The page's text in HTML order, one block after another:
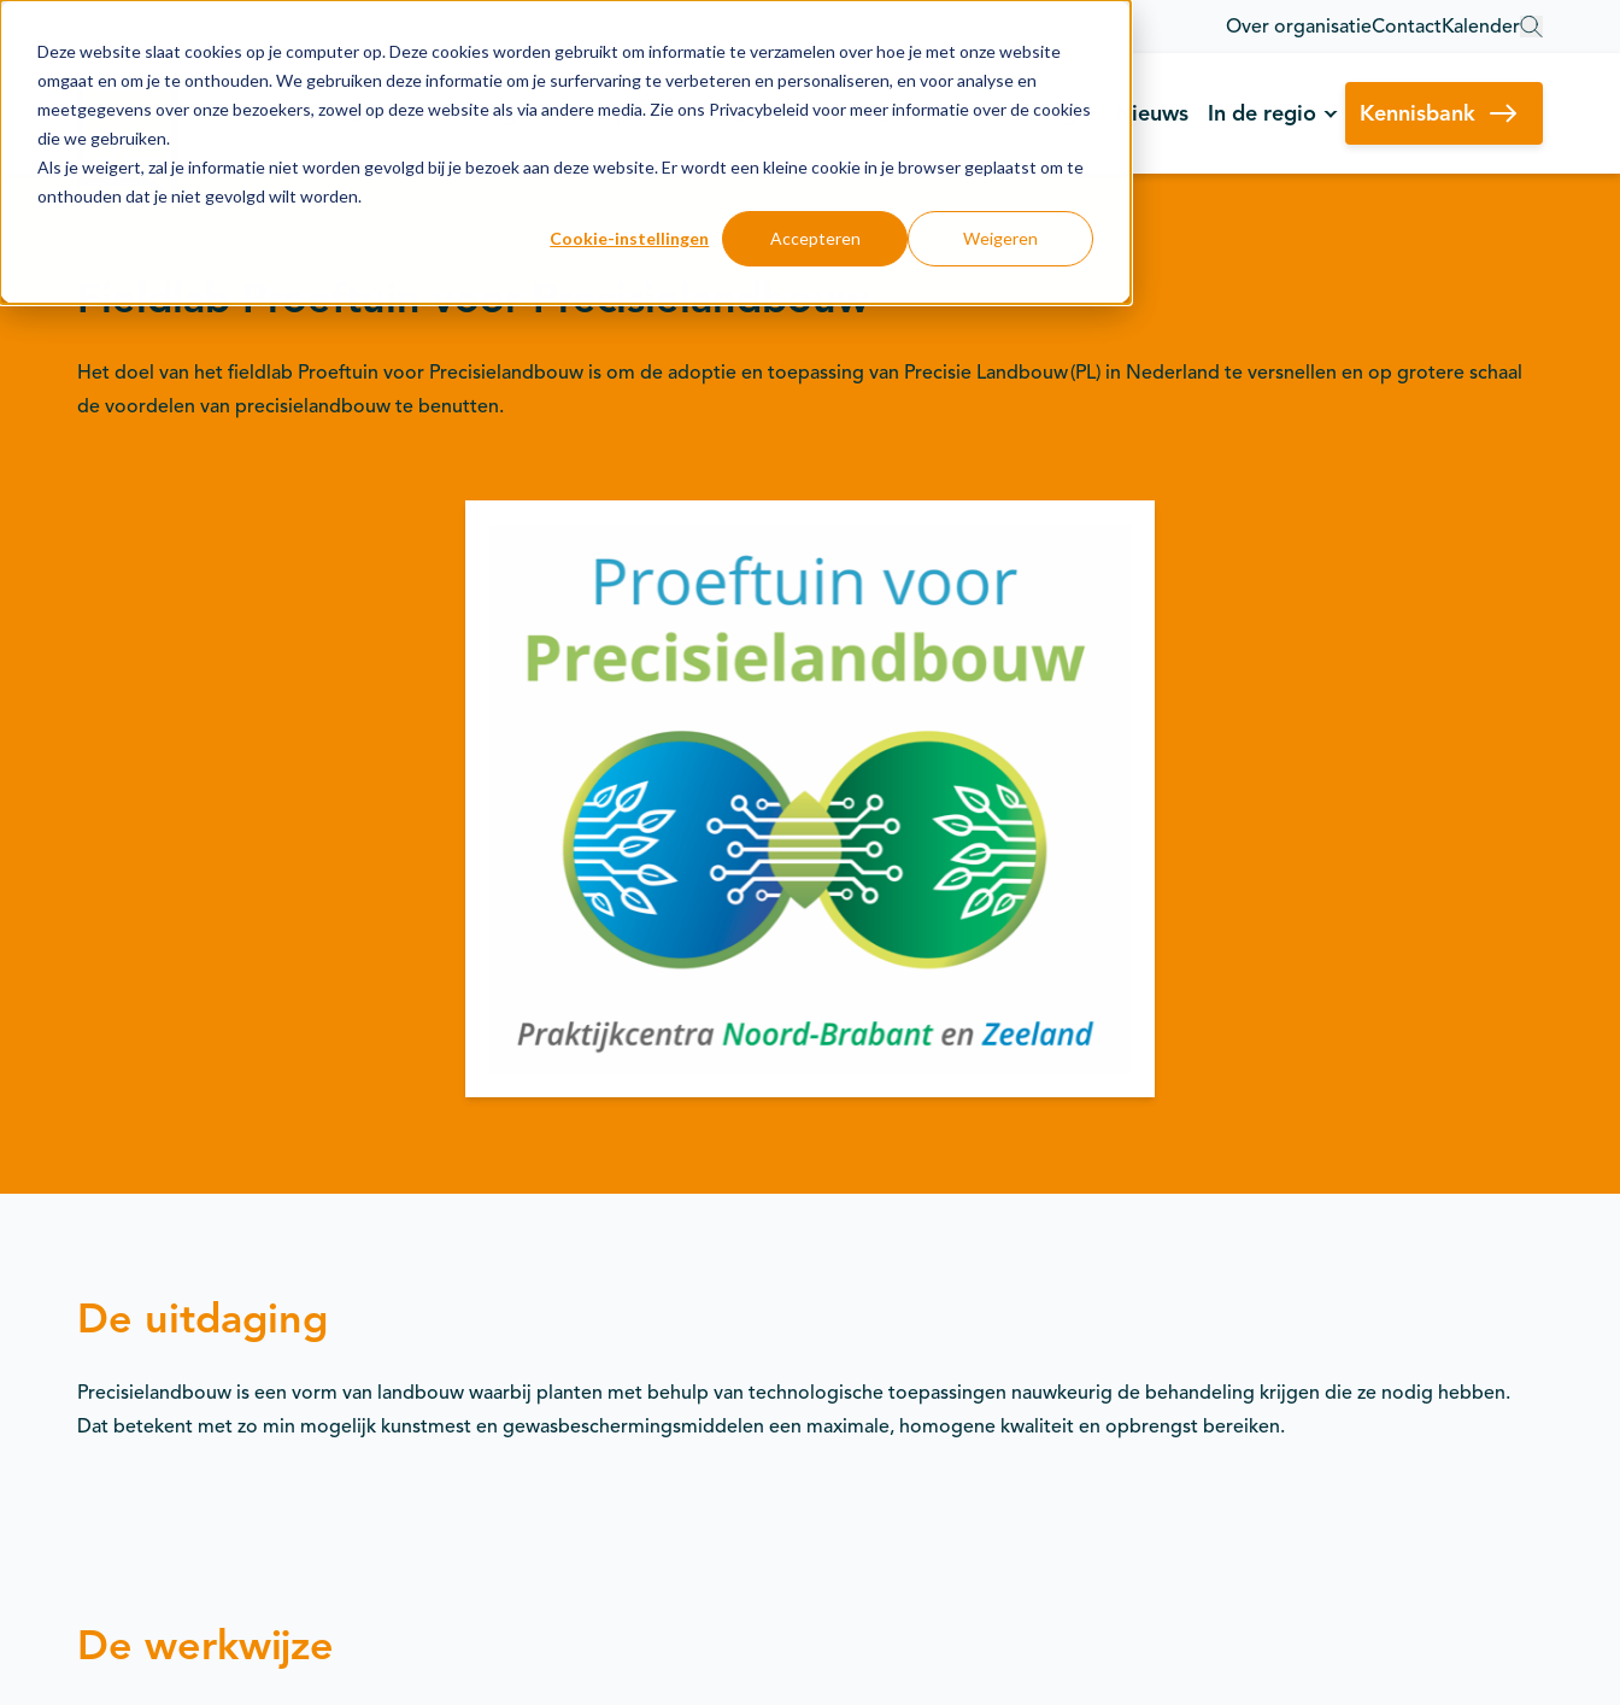
Deze website slaat cookies op je computer op. Deze cookies worden gebruikt om informatie te verzamelen over hoe je met onze website
omgaat en om je te onthouden. We gebruiken deze informatie om je surfervaring te verbeteren en personaliseren, en voor analyse en
meetgegevens over onze bezoekers, zowel op deze website als via andere media. Zie ons Privacybeleid voor meer informatie over de cookies
die we gebruiken.
Als je weigert, zal je informatie niet worden gevolgd bij je bezoek aan deze website. Er wordt een kleine cookie in je browser geplaatst om te
onthouden dat je niet gevolgd wilt worden.
Cookie-instellingen Accepteren Weigeren
Over organisatieContactKalender
Actie Doelstellingen Groeipaden Actuele onderwerpen Financiering Nieuws In de regio Kennisbank
Fieldlab Proeftuin voor Precisielandbouw
Het doel van het fieldlab Proeftuin voor Precisielandbouw is om de adoptie en toepassing van Precisie Landbouw (PL) in Nederland te versnellen en op grotere schaal
de voordelen van precisielandbouw te benutten.
De uitdaging
Precisielandbouw is een vorm van landbouw waarbij planten met behulp van technologische toepassingen nauwkeurig de behandeling krijgen die ze nodig hebben.
Dat betekent met zo min mogelijk kunstmest en gewasbeschermingsmiddelen een maximale, homogene kwaliteit en opbrengst bereiken.
De werkwijze